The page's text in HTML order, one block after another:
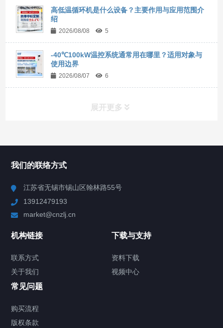
高低温循环机是什么设备？主要作用与应用范围介
绍
2026/08/08 5
-40℃100kW温控系统通常用在哪里？适用对象与
使用边界
2026/08/07 6
展开更多
Chiller高精度制冷循环器
TCU温度控制单元
Chiller气体控温系统
我们的联络方式
江苏省无锡市锡山区翰林路55号
13912479193
market@cnzlj.cn
机构链接
联系方式
关于我们
下载与支持
资料下载
视频中心
常见问题
购买流程
版权条款